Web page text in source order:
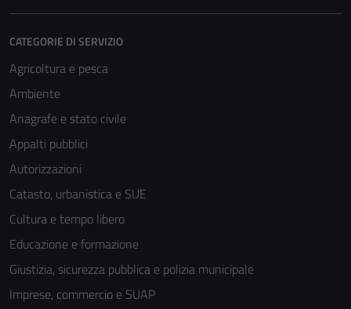
CATEGORIE DI SERVIZIO
Agricoltura e pesca
Ambiente
Anagrafe e stato civile
Appalti pubblici
Autorizzazioni
Catasto, urbanistica e SUE
Cultura e tempo libero
Educazione e formazione
Giustizia, sicurezza pubblica e polizia municipale
Imprese, commercio e SUAP